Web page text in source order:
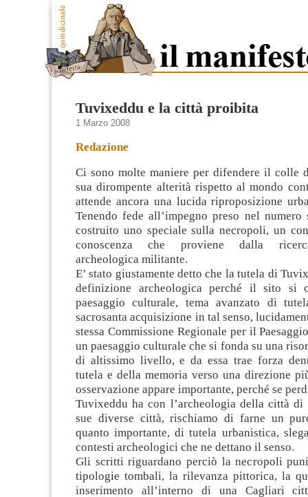
Tuvixeddu e la città proibita
1 Marzo 2008
Redazione
Ci sono molte maniere per difendere il colle
sua dirompente alterità rispetto al mondo
attende ancora una lucida riproposizione
Tenendo fede all’impegno preso nel numero
costruito uno speciale sulla necropoli, un
conoscenza che proviene dalla
archeologica militante.
E’ stato giustamente detto che la tutela di
definizione archeologica perché il sito si
paesaggio culturale, tema avanzato di
sacrosanta acquisizione in tal senso,
stessa Commissione Regionale per il
un paesaggio culturale che si fonda su una
di altissimo livello, e da essa trae forza
tutela e della memoria verso una direzione
osservazione appare importante, perché se
Tuvixeddu ha con l’archeologia della città
sue diverse città, rischiamo di farne un
quanto importante, di tutela urbanistica,
contesti archeologici che ne dettano il senso.
Gli scritti riguardano perciò la necropoli
tipologie tombali, la rilevanza pittorica, la
inserimento all’interno di una Cagliari